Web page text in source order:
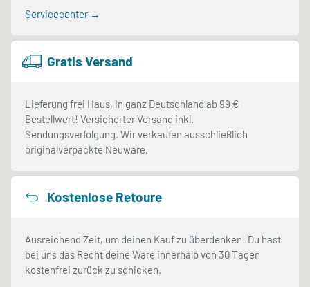
Servicecenter →
Gratis Versand
Lieferung frei Haus, in ganz Deutschland ab 99 €
Bestellwert! Versicherter Versand inkl.
Sendungsverfolgung. Wir verkaufen ausschließlich
originalverpackte Neuware.
Kostenlose Retoure
Ausreichend Zeit, um deinen Kauf zu überdenken! Du hast
bei uns das Recht deine Ware innerhalb von 30 Tagen
kostenfrei zurück zu schicken.